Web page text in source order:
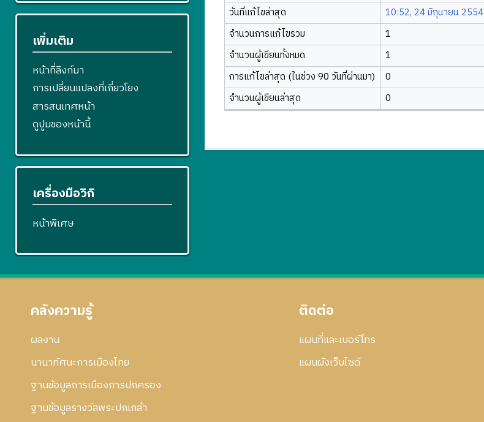
วันที่แก้ไขล่าสุด
10:52, 24 มิถุนายน 2554
จำนวนการแก้ไขรวม
1
จำนวนผู้เขียนทั้งหมด
1
การแก้ไขล่าสุด (ในช่วง 90 วันที่ผ่านมา)
0
จำนวนผู้เขียนล่าสุด
0
เพิ่มเติม
หน้าที่ลิงก์มา
การเปลี่ยนแปลงที่เกี่ยวโยง
สารสนเทศหน้า
ดูปูมของหน้านี้
เครื่องมือวิกิ
หน้าพิเศษ
คลังความรู้
ผลงาน
นานาทัศนะการเมืองไทย
ฐานข้อมูลการเมืองการปกครอง
ฐานข้อมูลรางวัลพระปกเกล้า
ติดต่อ
แผนที่และเบอร์โทร
แผนผังเว็บไซด์